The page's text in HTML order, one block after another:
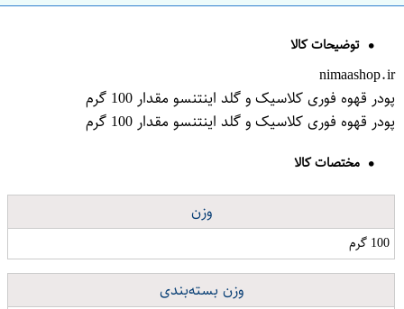
توضیحات کالا
nimaashop.ir
پودر قهوه فوری کلاسیک و گلد اینتنسو مقدار 100 گرم
پودر قهوه فوری کلاسیک و گلد اینتنسو مقدار 100 گرم
مختصات کالا
وزن
100 گرم
وزن بسته‌بندی